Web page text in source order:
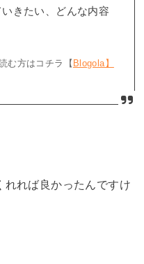
きたい、どんな内容
む方はコチラ【 Blogola】
れれば良かったんですけ